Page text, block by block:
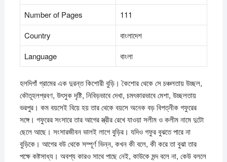
Number of Pages
111
Country
বাংলাদেশ
Language
বাংলা
হলদিগাঁ গ্রামের এক দুরন্ত কিশোরী বুড়ি। কৈশোর থেকে সে চঞ্চলতায় উচ্ছল,
কৌতূহলপ্রবণ, উৎসুক দৃষ্টি, নিবিড়ভাবে দেখা, চমৎকারভাবে মেশা, উচ্ছলতায়
ভরপুর। কম বয়সেই বিয়ে হয় তার থেকে বয়সে অনেক বড় বিপত্নীক গফুরের
সঙ্গে। গফুরের সংসারে তার আগের স্ত্রীর রেখে যাওয়া সলীম ও কলীম নামে দুটো
ছেলে আছে। সংসারজীবন ভালই লাগে বুড়ির। যদিও গফুর বুঝতে পারে না
বুড়িকে। আগের বউ থেকে সম্পূর্ণ ভিন্ন, কখন কী বলে, কী করে তা বুঝা তার
পক্ষে কষ্টসাধ্য। অবশ্য কারও সাথে পাছে নেই, কাউকে মন্দ বলে না, কেউ বললে